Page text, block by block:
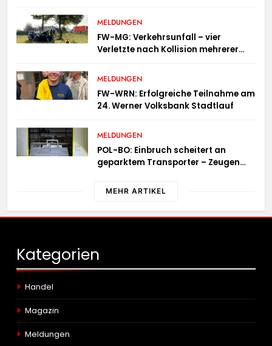
MELDUNGEN
FW-MG: Verkehrsunfall – vier
Verletzte nach Kollision mehrerer
MELDUNGEN
FW-WRN: Erfolgreiche Teilnahme am
24. Werner Volksbank Stadtlauf
MELDUNGEN
POL-BO: Einbruch scheitert an
geparktem Transporter – Zeugen
MEHR ARTIKEL
Kategorien
Handel
Magazin
Meldungen